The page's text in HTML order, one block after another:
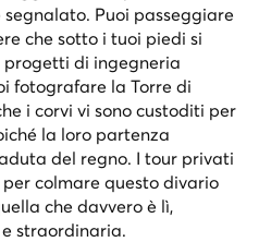
Puoi passeggiare
che sotto i tuoi piedi si
progetti di ingegneria
fotografare la Torre di
i corvi vi sono custoditi per
la loro partenza
del regno. I tour privati
colmare questo divario
che davvero è lì,
straordinaria.